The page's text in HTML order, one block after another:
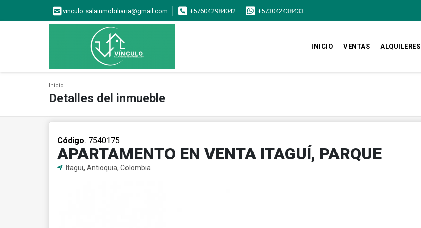
vinculo.salainmobiliaria@gmail.com +576042984042 +573042438433
INICIO VENTAS ALQUILERES
Inicio
Detalles del inmueble
Código. 7540175
APARTAMENTO EN VENTA ITAGUÍ, PARQUE
Itagui, Antioquia, Colombia